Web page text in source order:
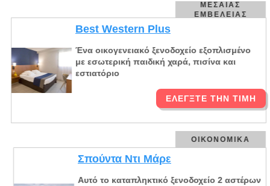
ΜΕΣΑΊΑΣ
ΕΜΒΈΛΕΙΑΣ
Best Western Plus
Ένα οικογενειακό ξενοδοχείο εξοπλισμένο
με εσωτερική παιδική χαρά, πισίνα και
εστιατόριο
ΕΛΈΓΞΤΕ ΤΗΝ ΤΙΜΉ
ΟΙΚΟΝΟΜΙΚΆ
Σπούντα Ντι Μάρε
Αυτό το καταπληκτικό ξενοδοχείο 2 αστέρων